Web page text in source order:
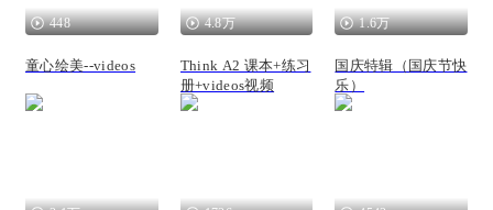
448
童心绘美--videos
4.8万
Think A2 课本+练习
册+videos视频
1.6万
国庆特辑（国庆节快
乐）